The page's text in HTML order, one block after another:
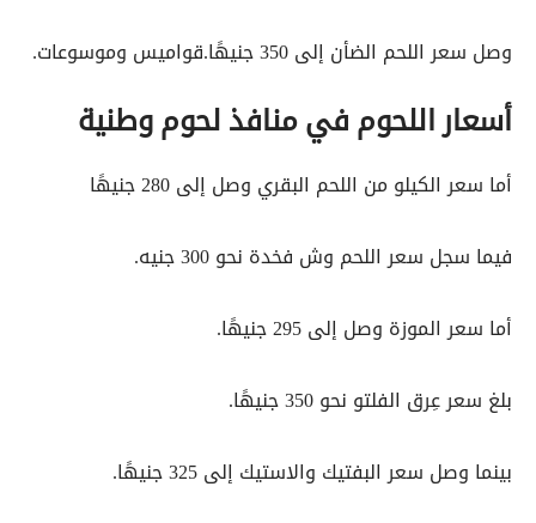
وصل سعر اللحم الضأن إلى 350 جنيهًا.قواميس وموسوعات.
أسعار اللحوم في منافذ لحوم وطنية
أما سعر الكيلو من اللحم البقري وصل إلى 280 جنيهًا
فيما سجل سعر اللحم وش فخدة نحو 300 جنيه.
أما سعر الموزة وصل إلى 295 جنيهًا.
بلغ سعر عِرق الفلتو نحو 350 جنيهًا.
بينما وصل سعر البفتيك والاستيك إلى 325 جنيهًا.